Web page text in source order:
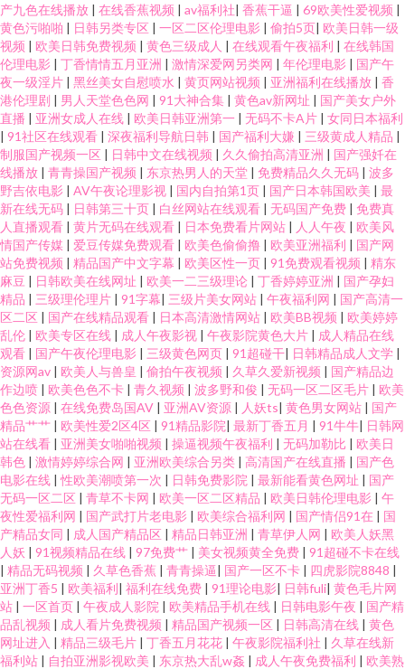
产九色在线播放 | 在线香蕉视频 | av福利社| 香蕉干逼 | 69欧美性爱视频 |
黄色污啪啪 | 日韩另类专区 | 一区二区伦理电影 | 偷拍5页| 欧美日韩一级
视频 | 欧美日韩免费视频 | 黄色三级成人 | 在线观看午夜福利 | 在线韩国
伦理电影 | 丁香情情五月亚洲 | 激情深爱网另类网 | 年伦理电影 | 国产午
夜一级淫片 | 黑丝美女自慰喷水 | 黄页网站视频 | 亚洲福利在线播放 | 香
港伦理剧 | 男人天堂色色网 | 91大神合集 | 黄色av新网址 | 国产美女户外
直播 | 亚洲女成人在线 | 欧美日韩亚洲第一 | 无码不卡A片 | 女同日本福利
| 91社区在线观看 | 深夜福利导航日韩 | 国产福利大嫌 | 三级黄成人精品 |
制服国产视频一区 | 日韩中文在线视频 | 久久偷拍高清亚洲 | 国产强奷在
线播放 | 青青操国产视频 | 东京热男人的天堂 | 免费精品久久无码 | 波多
野吉依电影 | AV午夜论理影视 | 国内自拍第1页 | 国产日本韩国欧美 | 最
新在线无码 | 日韩第三十页 | 白丝网站在线观看 | 无码国产免费 | 免费真
人直播观看 | 黄片无码在线观看 | 日本免费看片网站 | 人人午夜 | 欧美风
情国产传媒 | 爱豆传媒免费观看 | 欧美色偷偷撸 | 欧美亚洲福利 | 国产网
站免费视频 | 精品国产中文字幕 | 欧美区性一页 | 91免费观看视频 | 精东
麻豆 | 日韩欧美在线网址 | 欧美一二三级理论 | 丁香婷婷亚洲 | 国产孕妇
精品 | 三级理伦理片 | 91字幕| 三级片美女网站 | 午夜福利网 | 国产高清一
区二区 | 国产在线精品观看 | 日本高清激情网站 | 欧美BB视频 | 欧美婷婷
乱伦 | 欧美专区在线 | 成人午夜影视 | 午夜影院黄色大片 | 成人精品在线
观看 | 国产午夜伦理电影 | 三级黄色网页 | 91超碰干| 日韩精品成人文学 |
资源网av | 欧美人与兽皇 | 偷拍午夜视频 | 久草久爱新视频 | 国产精品边
作边喷 | 欧美色色不卡 | 青久视频 | 波多野和俊 | 无码一区二区毛片 | 欧美
色色资源 | 在线免费岛国AV | 亚洲AV资源 | 人妖ts| 黄色男女网站 | 国产
精品艹艹 | 欧美性爱2区4区 | 91精品影院| 最新丁香五月 | 91牛牛| 日韩网
站在线看 | 亚洲美女啪啪视频 | 操逼视频午夜福利 | 无码加勒比 | 欧美日
韩色 | 激情婷婷综合网 | 亚洲欧美综合另类 | 高清国产在线直播 | 国产色
电影在线 |性欧美潮喷第一次 | 日韩免费影院 | 最新能看黄色网址 | 国产
无码一区二区 | 青草不卡网 | 欧美一区二区精品 | 欧美日韩伦理电影 | 午
夜性爱福利网 | 国产武打片老电影 | 欧美综合福利网 | 国产情侣91在 | 国
产精品女同 | 成人国产精品区 | 精品日韩亚洲 | 青草伊人网 | 欧美人妖黑
人妖 | 91视频精品在线 | 97免费艹 | 美女视频黄全免费 | 91超碰不卡在线
| 精品无码视频 | 久草色香蕉 | 青青操逼| 国产一区不卡 | 四虎影院8848 |
亚洲丁香5 | 欧美福利| 福利在线免费 | 91理论电影| 日韩fuli| 黄色毛片网
站 | 一区首页 | 午夜成人影院 | 欧美精品手机在线 | 日韩电影午夜 | 国产精
品乱视频 | 成人看片免费视频 | 精品国产视频一区 | 日韩高清在线 | 黄色
网址进入 | 精品三级毛片 | 丁香五月花花 | 午夜影院福利社 | 久草在线新
福利站 | 自拍亚洲影视欧美 | 东京热大乱w姦 | 成人午夜免费福利 | 欧美熟